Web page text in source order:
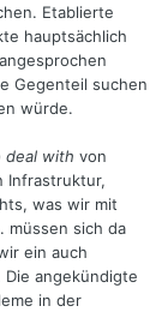
Etablierte
hauptsächlich
Gegenteil suchen
würde.
deal with von
Infrastruktur,
was wir mit
müssen sich da
ein auch
angekündigte
in der